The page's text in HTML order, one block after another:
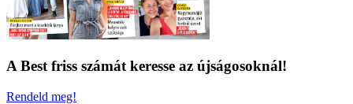
A Best friss számát keresse az újságosoknál!
Rendeld meg!